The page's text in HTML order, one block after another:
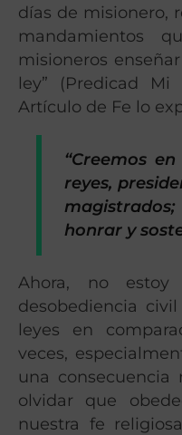
días de misionero,
mandamientos
misioneros
ley” (Predicad Mi
Artículo de Fe lo
“Creemos
reyes,
honrar y
Ahora, no
desobediencia
leyes en
veces,
una consecuencia
olvidar que
nuestra fe